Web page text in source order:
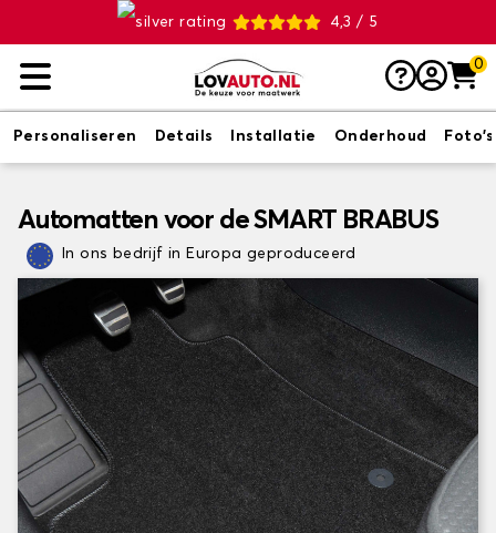
4,3 / 5
0
Personaliseren Details Installatie Onderhoud Foto's
Automatten voor de SMART BRABUS
In ons bedrijf in Europa geproduceerd